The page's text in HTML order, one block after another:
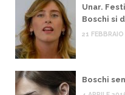
Unar.
Boschi si
21
Boschi